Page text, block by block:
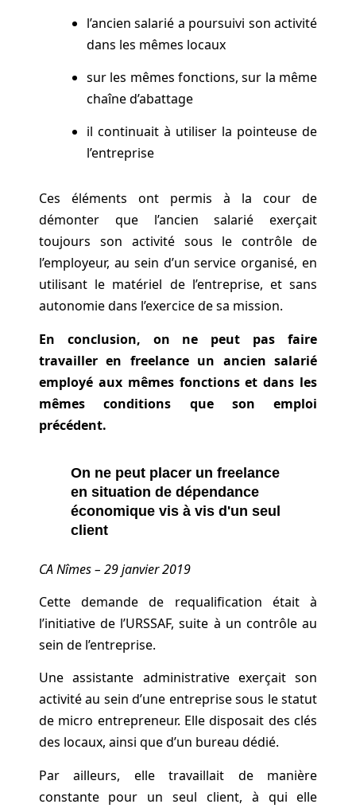
l’ancien salarié a poursuivi son activité
dans les mêmes locaux
sur les mêmes fonctions, sur la même
chaîne d’abattage
il continuait à utiliser la pointeuse de
l’entreprise
Ces éléments ont permis à la cour de
démonter que l’ancien salarié exerçait
toujours son activité sous le contrôle de
l’employeur, au sein d’un service organisé, en
utilisant le matériel de l’entreprise, et sans
autonomie dans l’exercice de sa mission.
En conclusion, on ne peut pas faire
travailler en freelance un ancien salarié
employé aux mêmes fonctions et dans les
mêmes conditions que son emploi
précédent.
On ne peut placer un freelance
en situation de dépendance
économique vis à vis d'un seul
client
CA Nîmes – 29 janvier 2019
Cette demande de requalification était à
l’initiative de l’URSSAF, suite à un contrôle au
sein de l’entreprise.
Une assistante administrative exerçait son
activité au sein d’une entreprise sous le statut
de micro entrepreneur. Elle disposait des clés
des locaux, ainsi que d’un bureau dédié.
Par ailleurs, elle travaillait de manière
constante pour un seul client, à qui elle